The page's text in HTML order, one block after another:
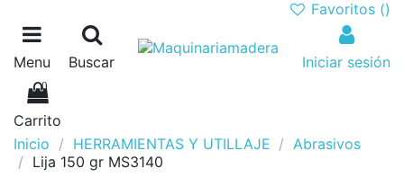
Favoritos ()
Menu Buscar Iniciar sesión
0
Carrito
Inicio
HERRAMIENTAS Y UTILLAJE
Abrasivos
Lija 150 gr MS3140